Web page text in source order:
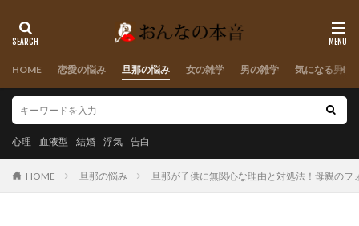
HOME 恋愛の悩み 旦那の悩み 女の雑学 男の雑学 気になる男性
心理 血液型 結婚 浮気 告白
HOME 旦那の悩み 旦那が子供に無関心な理由と対処法！母親のフ